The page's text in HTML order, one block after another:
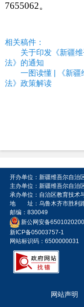
7655062。
相关稿件：
关于印发《新疆
法》的通知
一图读懂 | 《新
法》政策解读
开办单位：新疆维吾尔自治
主办单位：新疆维吾尔自治
承办单位：自治区教育技术
地 址：乌鲁木齐市胜利
邮编：830049
新公网安备
新ICP备05003757-1
网站标识码：6500000031
网站声明